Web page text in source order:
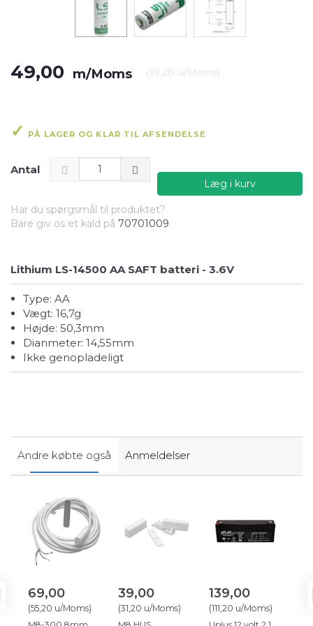
49,00 m/Moms (39,20 u/Moms)
PÅ LAGER OG KLAR TIL AFSENDELSE
Antal
Læg i kurv
Har du spørgsmål til produktet?
Bare giv os et kald på 70701009
Lithium LS-14500 AA SAFT batteri - 3.6V
Type: AA
Vægt: 16,7g
Højde: 50,3mm
Dianmeter: 14,55mm
Ikke genopladeligt
Andre købte også Anmeldelser
69,00
(55,20 u/Moms)
39,00
(31,20 u/Moms)
139,00
(111,20 u/Moms)